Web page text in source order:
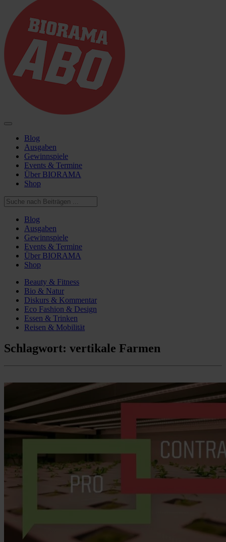
Blog
Ausgaben
Gewinnspiele
Events & Termine
Über BIORAMA
Shop
Blog
Ausgaben
Gewinnspiele
Events & Termine
Über BIORAMA
Shop
Beauty & Fitness
Bio & Natur
Diskurs & Kommentar
Eco Fashion & Design
Essen & Trinken
Reisen & Mobilität
Schlagwort: vertikale Farmen